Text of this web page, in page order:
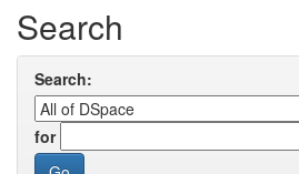
Search
Search:
for